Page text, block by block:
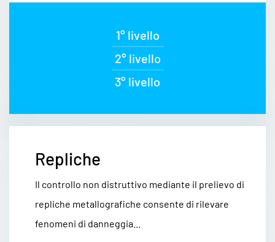
1° livello
2° livello
3° livello
Repliche
Il controllo non distruttivo mediante il prelievo di
repliche metallografiche consente di rilevare
fenomeni di danneggia...